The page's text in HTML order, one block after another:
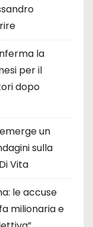
la
per il
dopo
un
sulla
Vita
le accuse
milionaria e